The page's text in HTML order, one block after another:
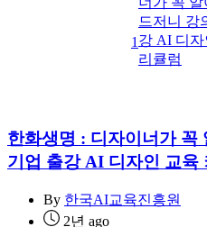
1
한화생명 : 디자이너가 꼭
기업 출강 AI 디자인 교육
By 한국AI교육진흥원
2년 ago